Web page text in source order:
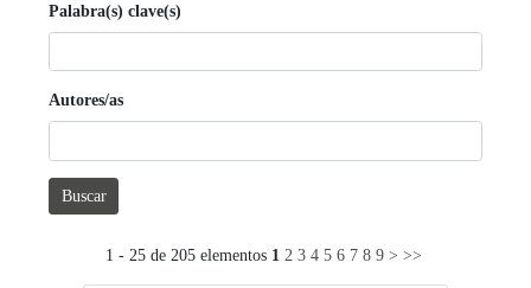
Palabra(s) clave(s)
Autores/as
Buscar
1 - 25 de 205 elementos 1 2 3 4 5 6 7 8 9 > >>